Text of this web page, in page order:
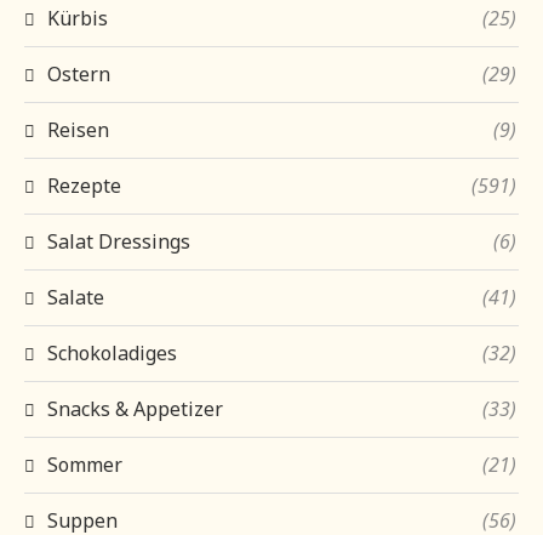
Kürbis (25)
Ostern (29)
Reisen (9)
Rezepte (591)
Salat Dressings (6)
Salate (41)
Schokoladiges (32)
Snacks & Appetizer (33)
Sommer (21)
Suppen (56)